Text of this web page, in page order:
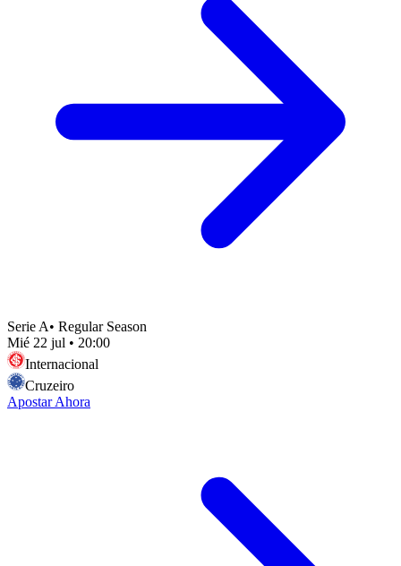
Serie A• Regular Season
Mié 22 jul • 20:00
Internacional
Cruzeiro
Apostar Ahora